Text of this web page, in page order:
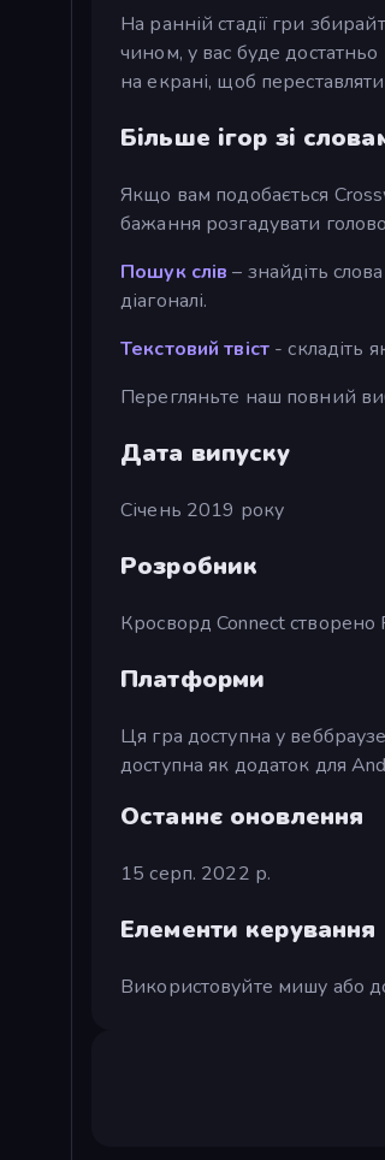
На ранній стадії гри
чином, у вас буде
на екрані, щоб
Більше ігор зі
Якщо вам подобається
бажання розгадувати
Пошук слів – знайдіть
діагоналі.
Текстовий твіст- складіть
Перегляньте наш повний
Дата випуску
Січень 2019 року
Розробник
Кросворд Connect створено
Платформи
Ця гра доступна у
доступна як додаток для
Останнє оновлення
15 серп. 2022 р.
Елементи керування
Використовуйте мишу або